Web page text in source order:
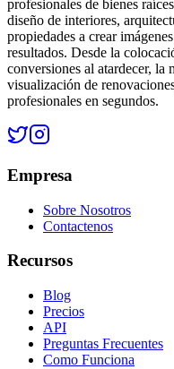
profesionales de bienes
diseño de interiores,
propiedades a crear
resultados. Desde la
conversiones al atardecer, la
visualización de
profesionales en segundos.
Empresa
Sobre Nosotros
Contactenos
Recursos
Blog
Precios
API
Preguntas Frecuentes
Como Funciona